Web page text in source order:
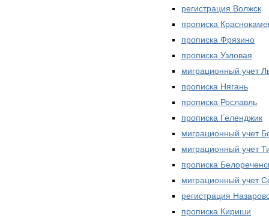
регистрация Волжск
прописка
прописка Фрязино
прописка Узловая
миграционный учет
прописка Нягань
прописка Рославль
прописка Геленджик
миграционный учет
миграционный учет
прописка
миграционный учет
регистрация
прописка Кириши